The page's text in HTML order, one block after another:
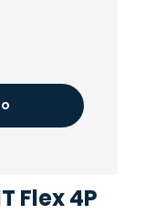
Flex 4P